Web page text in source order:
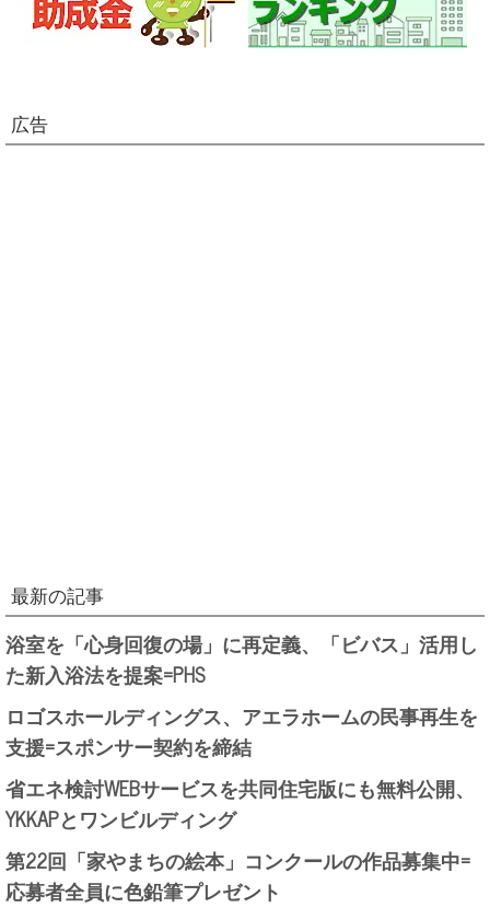
広告
最新の記事
浴室を「心身回復の場」に再定義、「ビバス」活用し
た新入浴法を提案=PHS
ロゴスホールディングス、アエラホームの民事再生を
支援=スポンサー契約を締結
省エネ検討WEBサービスを共同住宅版にも無料公開、
YKKAPとワンビルディング
第22回「家やまちの絵本」コンクールの作品募集中=
応募者全員に色鉛筆プレゼント